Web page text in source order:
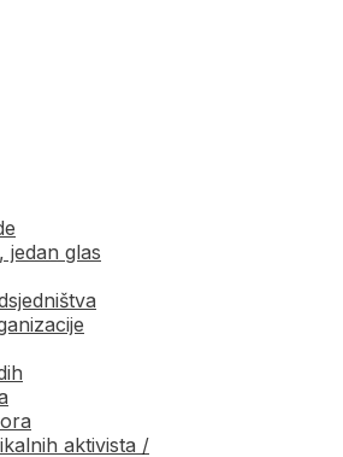
jedan glas
aktivista /